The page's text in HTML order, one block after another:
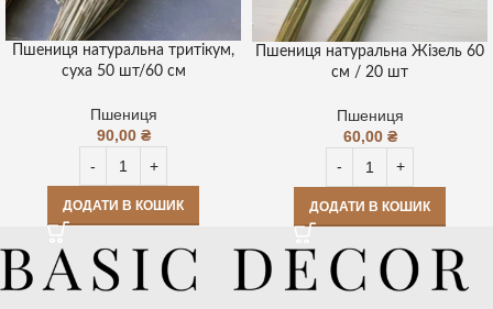
Пшениця натуральна тритікум,
суха 50 шт/60 см
Пшениця
90,00 ₴
ДОДАТИ В КОШИК
Пшениця натуральна Жізель 60
см / 20 шт
Пшениця
60,00 ₴
ДОДАТИ В КОШИК